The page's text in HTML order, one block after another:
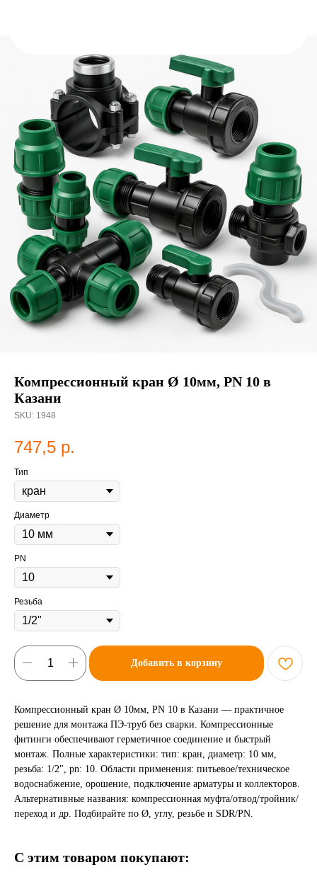
Компрессионный кран Ø 10мм, PN 10 в
Казани
SKU: 1948
747,5 р.
Тип
Диаметр
PN
Резьба
Добавить в корзину
Компрессионный кран Ø 10мм, PN 10 в Казани — практичное
решение для монтажа ПЭ-труб без сварки. Компрессионные
фитинги обеспечивают герметичное соединение и быстрый
монтаж. Полные характеристики: тип: кран, диаметр: 10 мм,
резьба: 1/2", pn: 10. Области применения: питьевое/техническое
водоснабжение, орошение, подключение арматуры и коллекторов.
Альтернативные названия: компрессионная муфта/отвод/тройник/
переход и др. Подбирайте по Ø, углу, резьбе и SDR/PN.
С этим товаром покупают: